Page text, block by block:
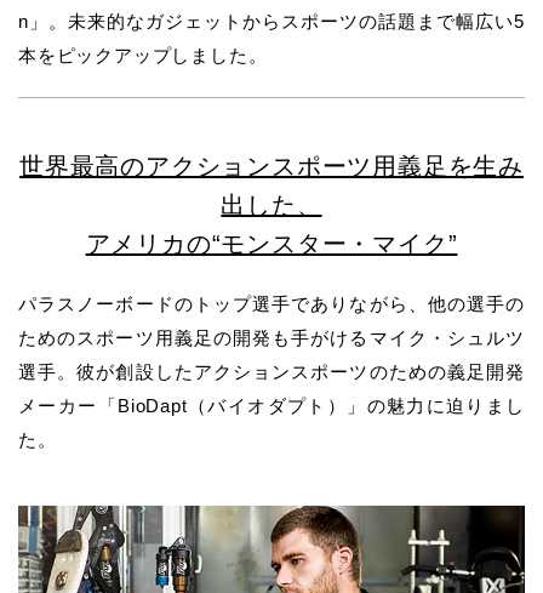
n」。未来的なガジェットからスポーツの話題まで幅広い5
本をピックアップしました。
世界最高のアクションスポーツ用義足を生み
出した、
アメリカの“モンスター・マイク”
パラスノーボードのトップ選手でありながら、他の選手の
ためのスポーツ用義足の開発も手がけるマイク・シュルツ
選手。彼が創設したアクションスポーツのための義足開発
メーカー「BioDapt（バイオダプト）」の魅力に迫りまし
た。